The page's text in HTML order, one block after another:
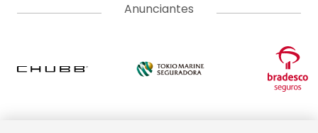
Anunciantes